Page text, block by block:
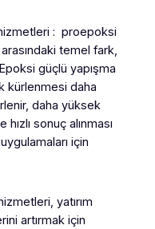
: proepoksi
temel fark,
güçlü yapışma
kürlenmesi daha
daha yüksek
sonuç alınması
için
yatırım
artırmak için